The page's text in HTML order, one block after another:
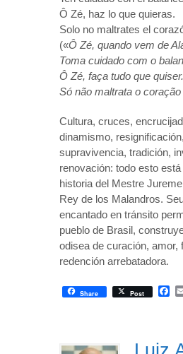
Ô Zé, haz lo que quieras.
Solo no maltrates el
(«Ô Zé, quando vem de
Toma cuidado com o
Ô Zé, faça tudo que quiser.
Só não maltrata o
Cultura, cruces,
dinamismo,
supravivencia, tradición,
renovación: todo esto
historia del Mestre
Rey de los Malandros.
encantado en tránsito
pueblo de Brasil,
odisea de curación, amor,
redención arrebatadora.
Share Post